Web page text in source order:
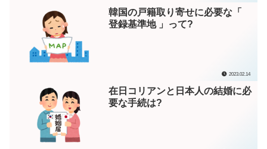
韓国の戸籍取り寄せに必要な「
登録基準地 」って?
2023.02.14
在日コリアンと日本人の結婚に必
要な手続は?